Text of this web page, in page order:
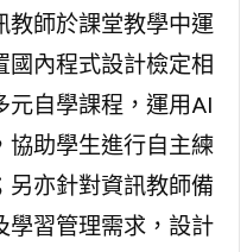
教師於課堂教學中運
國內程式設計檢定相
元自學課程，運用AI
協助學生進行自主練
另亦針對資訊教師備
學習管理需求，設計